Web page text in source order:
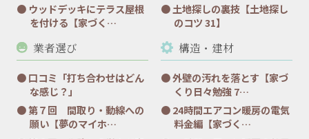
ウッドデッキにテラス屋根
を付ける【家づく…
土地探しの裏技【土地探し
のコツ 31】
業者選び
口コミ「打ち合わせはどん
な感じ？」
第７回 間取り・動線への
願い【夢のマイホ…
構造・建材
外壁の汚れを落とす【家づ
くり日々勉強 7…
24時間エアコン暖房の電気
料金編【家づく…